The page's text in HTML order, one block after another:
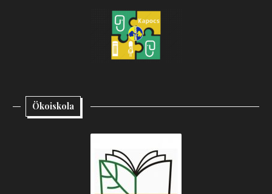
Ökoiskola